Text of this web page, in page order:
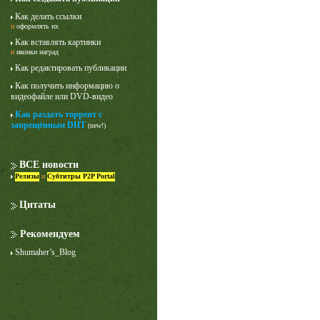
Как делать ссылки
и оформлять их
Как вставлять картинки
и иконки наград
Как редактировать публикации
Как получить информацию о
видеофайле или DVD-видео
Как раздать торрент с
запрещённым DHT (new!)
ВСЕ новости
Релизы и Субтитры P2P Portal
Цитаты
Рекомендуем
Shumaher’s_Blog